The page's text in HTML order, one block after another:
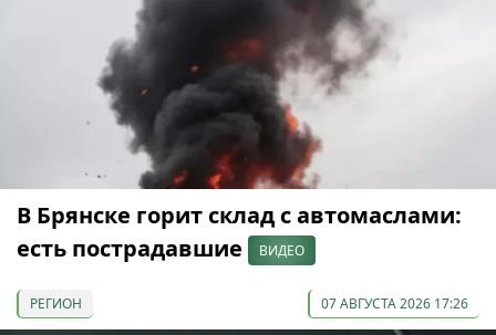
В Брянске горит склад с автомаслами:
есть пострадавшие
ВИДЕО
РЕГИОН 07 АВГУСТА 2026 17:26